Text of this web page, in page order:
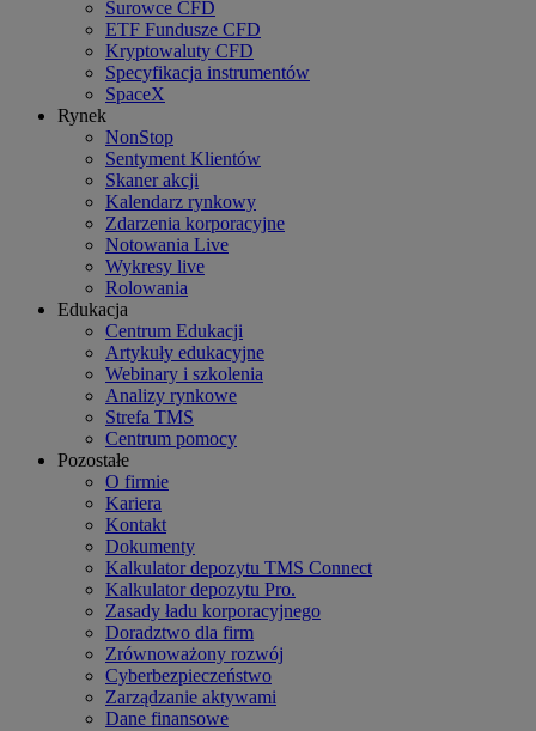
Surowce CFD
ETF Fundusze CFD
Kryptowaluty CFD
Specyfikacja instrumentów
SpaceX
Rynek
NonStop
Sentyment Klientów
Skaner akcji
Kalendarz rynkowy
Zdarzenia korporacyjne
Notowania Live
Wykresy live
Rolowania
Edukacja
Centrum Edukacji
Artykuły edukacyjne
Webinary i szkolenia
Analizy rynkowe
Strefa TMS
Centrum pomocy
Pozostałe
O firmie
Kariera
Kontakt
Dokumenty
Kalkulator depozytu TMS Connect
Kalkulator depozytu Pro.
Zasady ładu korporacyjnego
Doradztwo dla firm
Zrównoważony rozwój
Cyberbezpieczeństwo
Zarządzanie aktywami
Dane finansowe